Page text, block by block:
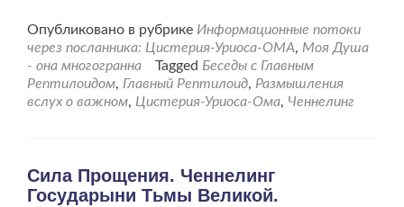
проМои
размышления
об
информации
полученной
Главного
Рептилоида.
Опубликовано в рубрике Информационные потоки
через посланника: Цистерия-Уриоса-ОМА, Моя Душа
- она многогранна
Tagged Беседы с Главным
Рептилоидом, Главный Рептилоид, Размышления
вслух о важном, Цистерия-Уриоса-Ома, Ченнелинг
Сила Прощения. Ченнелинг
Государыни Тьмы Великой.